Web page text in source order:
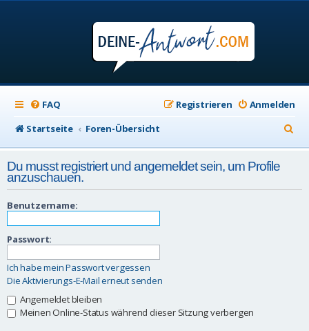
FAQ Anmelden
Registrieren
Startseite
Foren-Übersicht
u
h
Du musst registriert und angemeldet sein, um Profile
anzuschauen.
Benutzername:
Passwort:
Ich habe mein Passwort vergessen
Die Aktivierungs-E-Mail erneut senden
Angemeldet bleiben
Meinen Online-Status während dieser Sitzung verbergen